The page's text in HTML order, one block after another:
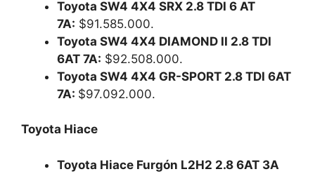
Toyota SW4 4X4 SRX 2.8 TDI 6 AT
7A: $91.585.000.
Toyota SW4 4X4 DIAMOND II 2.8 TDI
6AT 7A: $92.508.000.
Toyota SW4 4X4 GR-SPORT 2.8 TDI 6AT
7A: $97.092.000.
Toyota Hiace
Toyota Hiace Furgón L2H2 2.8 6AT 3A